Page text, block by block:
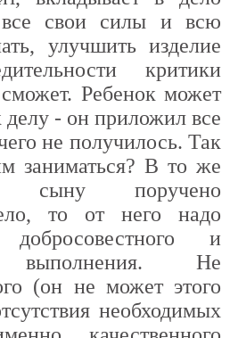
все свои силы и всю
улучшить изделие
критики
Ребенок может
делу - он приложил все
не получилось. Так
заниматься? В то же
сыну поручено
то от него надо
и
выполнения. Не
(он не может этого
необходимых